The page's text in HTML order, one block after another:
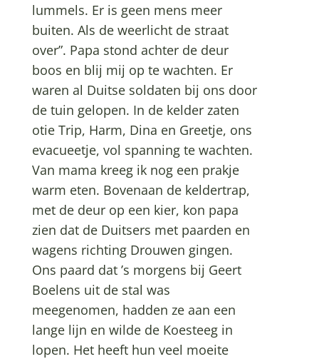
lummels. Er is geen mens meer
buiten. Als de weerlicht de straat
over”. Papa stond achter de deur
boos en blij mij op te wachten. Er
waren al Duitse soldaten bij ons door
de tuin gelopen. In de kelder zaten
otie Trip, Harm, Dina en Greetje, ons
evacueetje, vol spanning te wachten.
Van mama kreeg ik nog een prakje
warm eten. Bovenaan de keldertrap,
met de deur op een kier, kon papa
zien dat de Duitsers met paarden en
wagens richting Drouwen gingen.
Ons paard dat ’s morgens bij Geert
Boelens uit de stal was
meegenomen, hadden ze aan een
lange lijn en wilde de Koesteeg in
lopen. Het heeft hun veel moeite